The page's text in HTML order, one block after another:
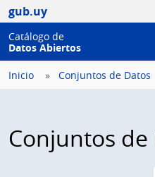
gub.uy
Catálogo de
Datos Abiertos
Inicio Conjuntos de Datos
Conjuntos de